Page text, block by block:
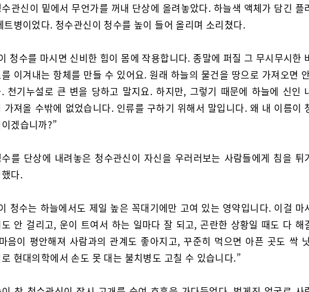
수관신이 밑에서 무언가를 꺼내 단상에 올려놓았다. 하늘색 액체가 담긴 플
트병이었다. 청수관신이 청수를 높이 들어 올리며 소리쳤다.
청수를 마시면 신비한 힘이 몸에 작용합니다. 종말에 퍼질 그 무시무시한
이겨내는 항체를 만들 수 있어요. 원래 하늘의 물건을 땅으로 가져오면
. 천기누설로 큰 변을 당하고 말지요. 하지만, 그렇기 때문에 하늘에 신인
가져올 수밖에 없었습니다. 인류를 구하기 위해서 말입니다. 왜 내 이름이
겠습니까?”
수를 단상에 내려놓은 청수관신이 자신을 우러러보는 사람들에게 침을 튀
다.
청수는 하늘에서도 제일 높은 꼭대기에만 고여 있는 영약입니다. 이걸 마
안 걸리고, 운이 트여서 하는 일마다 잘 되고, 곤란한 상황일 때도 다 해
음이 평안해져 사람과의 관계도 좋아지고, 꾸준히 먹으면 아픈 곳도 싹
현대의학에서 손도 못 대는 불치병도 고칠 수 있습니다.”